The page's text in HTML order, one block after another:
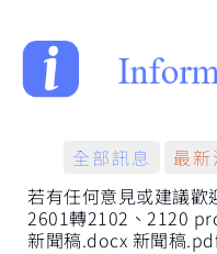
全部訊息 最新
若有任何意見或建議
2601轉2102、2120
新聞稿.docx 新聞稿